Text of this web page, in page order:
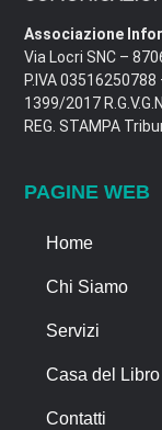
Associazione
Via Locri SNC –
P.IVA
1399/2017
REG. STAMPA
PAGINE WEB
Home
Chi Siamo
Servizi
Casa del Libro
Contatti